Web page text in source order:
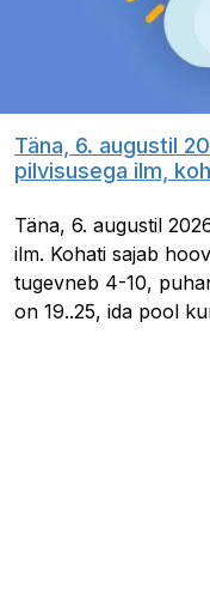
Täna, 6. augustil
pilvisusega ilm,
Täna, 6. augustil
ilm. Kohati sajab
tugevneb 4-10,
on 19..25, ida pool